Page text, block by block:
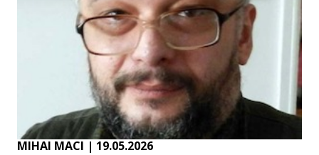
MIHAI MACI | 19.05.2026